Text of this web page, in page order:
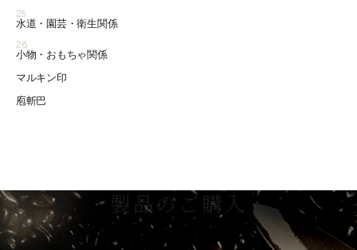
25
水道・園芸・衛生関係
26
小物・おもちゃ関係
マルキン印
庖斬巴
製品のご購入